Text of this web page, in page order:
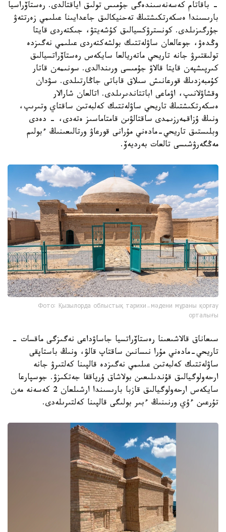
- باقاتام كەسەنەسىندەگى جۇمىس تولىق اياقتالدى. رەستاۆراسيا
بارىسىندا ەسكەرتكىشتىڭ تەحنيكالىق جاعدايىنا عىلىمي زەرتتەۋ
جۇرگىزىلدى. كونسترۋكسيالىق كۇشەيتۋ، جىكتەردى قايتا
وڭدەۋ، جوعالعان ساۋلەتتىك بولشەكتەردى عىلىمي نەگىزدە
تولىقتىرۋ جانە تاريحي ماتەريالعا سايكەس رەستاۆراتسيالىق
كىرپىشپەن قايتا قالاۋ جۇمىسى ورىندالدى. سونىمەن قاتار
كۇمبەزدىڭ قورعانىش سىلاق قاباتى جاڭارتىلدى. سۋدان
وقشاۋلانىپ، اۋماعى اباتتاندىرىلدى. اتالعان شارالار
ەسكەرتكىشتىڭ تاريحي ساۋلەتتىك كەلبەتىن ساقتاي وتىرىپ،
ونىڭ ۇزاقمەرزىمدى ساقتالۋىن قامتاماسىز ەتەدى، - دەدى
وبلىستىق تاريحي-مادەني مۇرانى قورعاۋ ورتالىعىنىڭ ءبولىم
مەڭگەرۋشىسى تالعات بەرديەۆ.
Фото: Қызылорда облыстық тарихи-мәдени мұраны қорғау
орталығы
سىعاناق قالاشىعىنا رەستاۆراتسيا جاساۋداعى نەگىزگى ماقسات -
تاريحي-مادەني مۇرا نىسانىن ساقتاپ قالۋ، ونىڭ باستاپقى
ساۋلەتتىك كەلبەتىن عىلىمي نەگىزدە قالپىنا كەلتىرۋ جانە
ارحەولوگيالىق قۇندىلىعىن بولاشاق ۇرپاققا جەتكىزۋ. جوسپارعا
سايكەس ارحەولوگيالىق قازبا بارىسىندا ارشىلعان 2 كەسەنە مەن
تۇرعىن ءۇي ورنىنىڭ ءبىر بولىگى قالپىنا كەلتىرىلەدى.